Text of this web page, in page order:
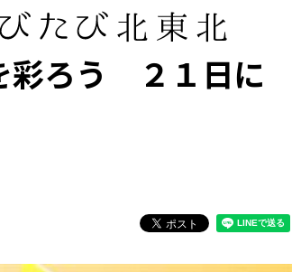
彩ろう ２１日に